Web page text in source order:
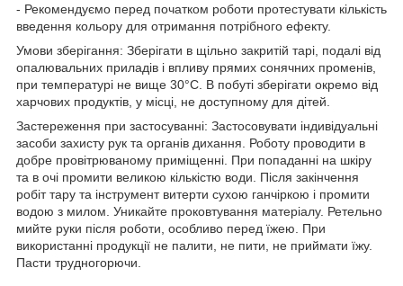
- Рекомендуємо перед початком роботи протестувати кількість
введення кольору для отримання потрібного ефекту.
Умови зберігання: Зберігати в щільно закритій тарі, подалі від
опалювальних приладів і впливу прямих сонячних променів,
при температурі не вище 30°С. В побуті зберігати окремо від
харчових продуктів, у місці, не доступному для дітей.
Застереження при застосуванні: Застосовувати індивідуальні
засоби захисту рук та органів дихання. Роботу проводити в
добре провітрюваному приміщенні. При попаданні на шкіру
та в очі промити великою кількістю води. Після закінчення
робіт тару та інструмент витерти сухою ганчіркою і промити
водою з милом. Уникайте проковтування матеріалу. Ретельно
мийте руки після роботи, особливо перед їжею. При
використанні продукції не палити, не пити, не приймати їжу.
Пасти трудногорючи.